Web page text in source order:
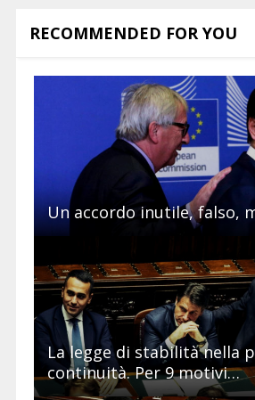
RECOMMENDED FOR YOU
Un accordo inutile, falso,
La legge di stabilità nella
continuità. Per 9 motivi…